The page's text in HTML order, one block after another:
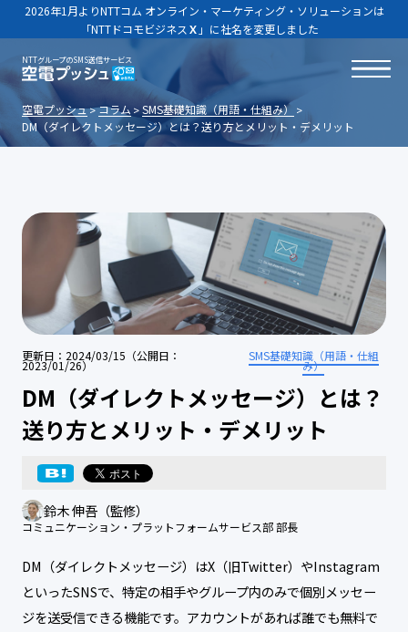
2026年1月よりNTTコム オンライン・マーケティング・ソリューションは
「NTTドコモビジネス Ｘ 」に社名を変更しました
NTTグループのSMS送信サービス
空電プッシュ コラム
SMS基礎知識（用語・仕組み）
DM（ダイレクトメッセージ）とは？送り方とメリット・デメリット
更新日：2024/03/15（公開日：
2023/01/26）
SMS基礎知識（用語・仕組
み）
DM（ダイレクトメッセージ）とは？
送り方とメリット・デメリット
鈴木 伸吾（監修）
コミュニケーション・プラットフォームサービス部 部長
DM（ダイレクトメッセージ）はX（旧Twitter）やInstagram
といったSNSで、特定の相手やグループ内のみで個別メッセー
ジを送受信できる機能です。アカウントがあれば誰でも無料で